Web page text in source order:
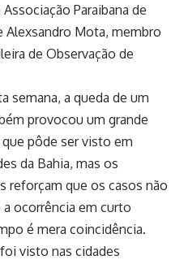
Paraibana de
Alexsandro Mota, membro
de Observação de
semana, a queda de um
provocou um grande
pôde ser visto em
da Bahia, mas os
reforçam que os casos não
ocorrência em curto
é mera coincidência.
visto nas cidades